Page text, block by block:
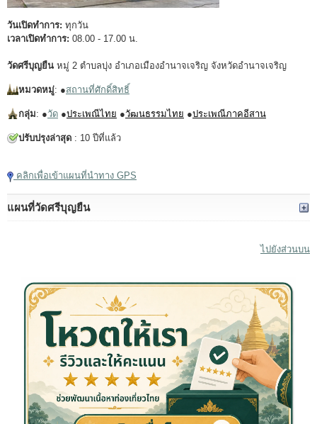
วันเปิดทำการ: ทุกวัน
เวลาเปิดทำการ: 08.00 - 17.00 น.
วัดศรีบุญยืน หมู่ 2 ตำบลบุ่ง อำเภอเมืองอำนาจเจริญ จังหวัดอำนาจเจริญ
หมวดหมู่: ●สถานที่ศักดิ์สิทธิ์
กลุ่ม: ●วัด ●ประเพณีไทย ●วัฒนธรรมไทย ●ประเพณีภาคอีสาน
ปรับปรุงล่าสุด : 10 ปีที่แล้ว
คลิกเพื่อเข้าแผนที่นำทาง GPS
แผนที่วัดศรีบุญยืน
ไปยังส่วนบน